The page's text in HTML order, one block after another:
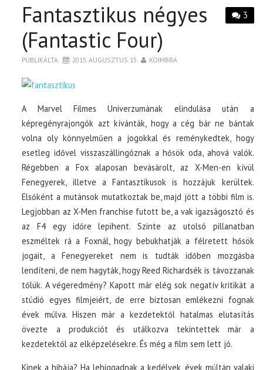
3
Fantasztikus négyes
(Fantastic Four)
PUBLIKÁLTA 2015. AUGUSZTUS 15. KOIMBRA
A Marvel Filmes Univerzumának elindulása után a
képregényrajongók azt kívánták, hogy a cég bár ne bántak
volna oly könnyelműen a jogokkal és reménykedtek, hogy
esetleg idővel visszaszállingóznak a hősök oda, ahová valók.
Régebben a Fox alaposan bevásárolt, az X-Men-en kívül
Fenegyerek, illetve a Fantasztikusok is hozzájuk kerültek.
Elsőként a mutánsok mutatkoztak be, majd jött a többi film is.
Legjobban az X-Men franchise futott be, a vak igazságosztó és
az F4 egy időre lepihent. Szinte az utolsó pillanatban
eszméltek rá a Foxnál, hogy bebukhatják a félretett hősök
jogait, a Fenegyereket nem is tudták időben mozgásba
lendíteni, de nem hagyták, hogy Reed Richardsék is távozzanak
tőlük. A végeredmény? Kapott már elég sok negatív kritikát a
stúdió egyes filmjeiért, de erre biztosan emlékezni fognak
évek múlva. Hiszen már a kezdetektől hatalmas elutasítás
övezte a produkciót és utálkozva tekintettek már a
kezdetektől az elképzelésekre. És még a film sem lett jó.
Kinek a hibája? Ha lehiggadnak a kedélyek, évek múltán valaki